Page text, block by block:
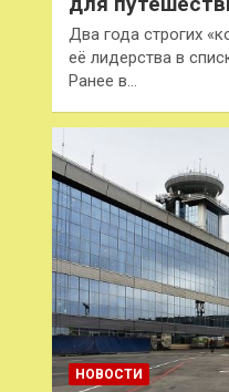
Два года строгих
её лидерства в
Ранее в…
НОВОСТИ